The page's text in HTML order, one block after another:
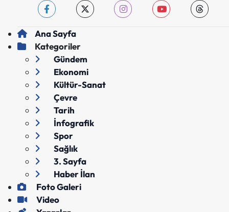
Ana Sayfa
Kategoriler
Gündem
Ekonomi
Kültür-Sanat
Çevre
Tarih
İnfografik
Spor
Sağlık
3. Sayfa
Haber İlan
Foto Galeri
Video